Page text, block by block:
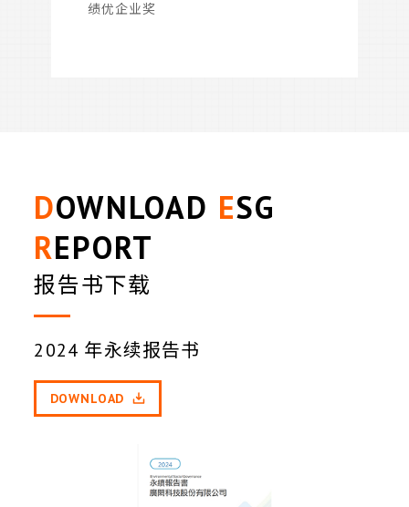
绩优企业奖
DOWNLOAD
ESG
REPORT
报告书下载
2024 年永续报告书
DOWNLOAD